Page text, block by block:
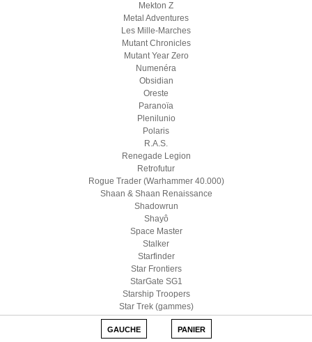
Mekton Z
Metal Adventures
Les Mille-Marches
Mutant Chronicles
Mutant Year Zero
Numenéra
Obsidian
Oreste
Paranoïa
Plenilunio
Polaris
R.A.S.
Renegade Legion
Retrofutur
Rogue Trader (Warhammer 40.000)
Shaan & Shaan Renaissance
Shadowrun
Shayô
Space Master
Stalker
Starfinder
Star Frontiers
StarGate SG1
Starship Troopers
Star Trek (gammes)
Star Wars D6
Star Wars (Edge)
GAUCHE PANIER